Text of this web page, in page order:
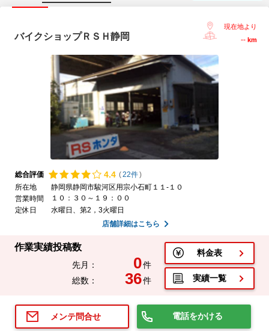
バイクショップＲＳＨ静岡
現在地より
-- km
総合評価 4.4 (22件)
所在地
静岡県静岡市駿河区用宗小石町１１-１０
営業時間
１０：３０～１９：００
定休日
水曜日、第2，3火曜日
店舗詳細はこちら
作業実績投稿数
先月： 0件
総数：
36件
料金表
実績一覧
メンテ問合せ 電話をかける